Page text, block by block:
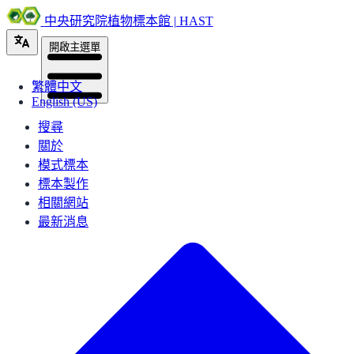
中央研究院植物標本館 | HAST
繁體中文
English (US)
開啟主選單
搜尋
關於
模式標本
標本製作
相關網站
最新消息